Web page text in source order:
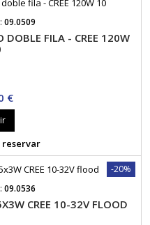
09.0509
DOBLE FILA - CREE 120W
€
reservar
-20%
09.0536
CREE 10-32V FLOOD